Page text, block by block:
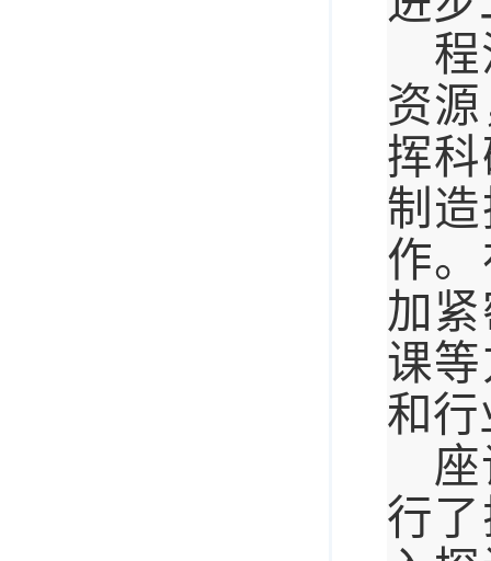
资
挥
制
作
加
课
和
行